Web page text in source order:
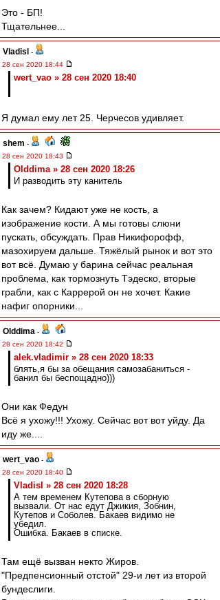
Это - БП!
Тщательнее...
Vladisl
-
28 сен 2020 18:44
wert_vao » 28 сен 2020 18:40
Я думал ему лет 25. Черчесов удивляет.
shem -
28 сен 2020 18:43
Olddima » 28 сен 2020 18:26
И разводить эту канитель
Как зачем? Кидают уже не кость, а
изображение кости. А мы готовы слюни
пускать, обсуждать. Прав Никифорофф,
мазохируем дальше. Тяжёлый рынок и вот это
вот всё. Думаю у барина сейчас реальная
проблема, как тормознуть Тэдеско, вторые
грабли, как с Каррерой он не хочет. Какие
нафиг опорники...
Olddima -
28 сен 2020 18:42
alek.vladimir » 28 сен 2020 18:33
блять,я бы за обещания самозабаниться -
банил бы беспощадно)))
Они как Федун
Всё я ухожу!!! Ухожу. Сейчас вот вот уйду. Да
иду же....
wert_vao -
28 сен 2020 18:40
Vladisl » 28 сен 2020 18:28
А тем временем Кутепова в сборную
вызвали. От нас едут Джикия, Зобнин,
Кутепов и Соболев. Бакаев видимо не
убедил.
Ошибка. Бакаев в списке.
Там ещё вызван некто Жиров.
"Предпенсионный отстой" 29-и лет из второй
бундеслиги.